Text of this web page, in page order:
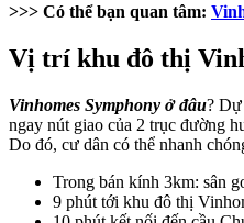
>>> Có thể bạn quan tâm:
Vị trí khu đô thị
Vinhomes Symphony ở đâu? Dự
ngay nút giao của 2 trục đường
Do đó, cư dân có thể nhanh
Trong bán kính 3km: sân
9 phút tới khu đô thị